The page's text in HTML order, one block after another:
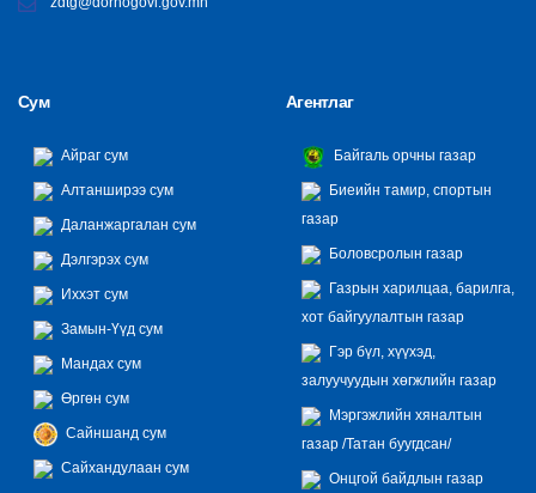
Сум
Айраг сум
Алтанширээ сум
Даланжаргалан сум
Дэлгэрэх сум
Иххэт сум
Замын-Үүд сум
Мандах сум
Өргөн сум
Сайншанд сум
Сайхандулаан сум
Агентлаг
Байгаль орчны газар
Биеийн тамир, спортын
газар
Боловсролын газар
Газрын харилцаа, барилга,
хот байгуулалтын газар
Гэр бүл, хүүхэд,
залуучуудын хөгжлийн газар
Мэргэжлийн хяналтын
газар /Татан буугдсан/
Онцгой байдлын газар